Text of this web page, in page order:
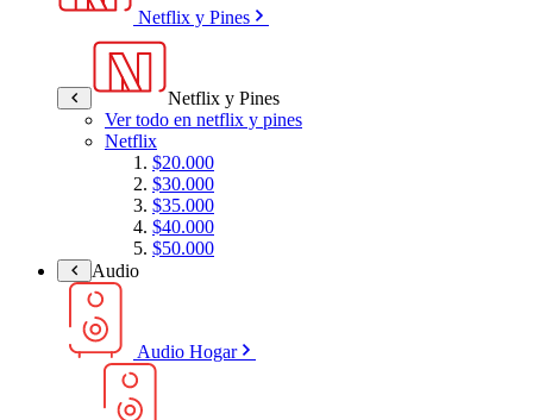
Netflix y Pines
Netflix y Pines
Ver todo en netflix y pines
Netflix
$20.000
$30.000
$35.000
$40.000
$50.000
Audio
Audio Hogar